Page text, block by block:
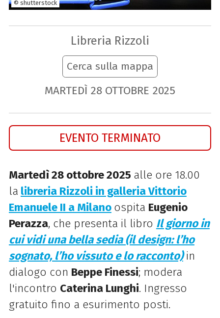
© shutterstock
Libreria Rizzoli
Cerca sulla mappa
MARTEDÌ 28 OTTOBRE 2025
EVENTO TERMINATO
Martedì 28 ottobre 2025 alle ore 18.00
la libreria Rizzoli in galleria Vittorio
Emanuele II a Milano ospita Eugenio
Perazza, che presenta il libro Il giorno in
cui vidi una bella sedia (il design: l’ho
sognato, l’ho vissuto e lo racconto)in
dialogo con Beppe Finessi; modera
l'incontro Caterina Lunghi. Ingresso
gratuito fino a esurimento posti.